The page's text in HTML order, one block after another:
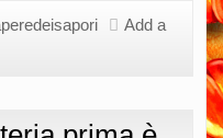
Si
Add a